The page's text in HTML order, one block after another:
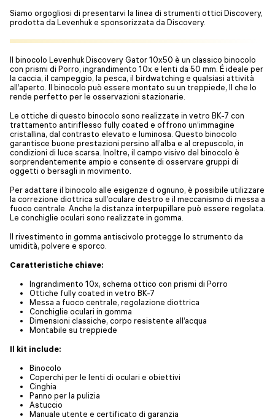
Siamo orgogliosi di presentarvi la linea di strumenti ottici Discovery,
prodotta da Levenhuk e sponsorizzata da Discovery.
Il binocolo Levenhuk Discovery Gator 10x50 è un classico binocolo
con prismi di Porro, ingrandimento 10x e lenti da 50 mm. É ideale per
la caccia, il campeggio, la pesca, il birdwatching e qualsiasi attività
all’aperto. Il binocolo può essere montato su un treppiede, Il che lo
rende perfetto per le osservazioni stazionarie.
Le ottiche di questo binocolo sono realizzate in vetro BK-7 con
trattamento antiriflesso fully coated e offrono un’immagine
cristallina, dal contrasto elevato e luminosa. Questo binocolo
garantisce buone prestazioni persino all’alba e al crepuscolo, in
condizioni di luce scarsa. Inoltre, il campo visivo del binocolo è
sorprendentemente ampio e consente di osservare gruppi di
oggetti o bersagli in movimento.
Per adattare il binocolo alle esigenze d ognuno, è possibile utilizzare
la correzione diottrica sull’oculare destro e il meccanismo di messa a
fuoco centrale. Anche la distanza interpupillare può essere regolata.
Le conchiglie oculari sono realizzate in gomma.
Il rivestimento in gomma antiscivolo protegge lo strumento da
umidità, polvere e sporco.
Caratteristiche chiave:
Ingrandimento 10x, schema ottico con prismi di Porro
Ottiche fully coated in vetro BK-7
Messa a fuoco centrale, regolazione diottrica
Conchiglie oculari in gomma
Dimensioni classiche, corpo resistente all’acqua
Montabile su treppiede
Il kit include:
Binocolo
Coperchi per le lenti di oculari e obiettivi
Cinghia
Panno per la pulizia
Astuccio
Manuale utente e certificato di garanzia